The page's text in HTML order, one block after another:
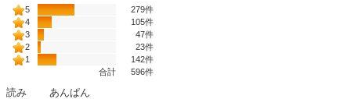
5
279件
4
105件
3
47件
2
23件
1
142件
合計
596件
読み
あんぱん